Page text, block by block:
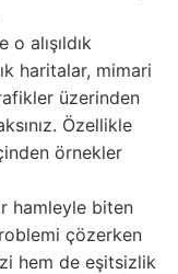
alışıldık
haritalar, mimari
üzerinden
Özellikle
örnekler
hamleyle biten
çözerken
hem de eşitsizlik